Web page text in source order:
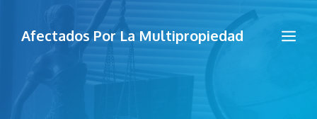
Afectados Por La Multipropiedad